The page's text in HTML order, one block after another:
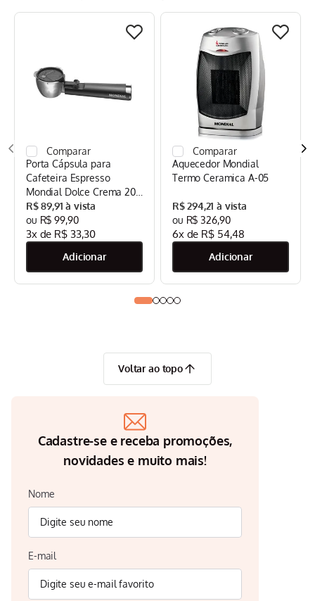
Porta Cápsula para
Cafeteira Espresso
Mondial Dolce Crema 20
Bar Mondial Preto/Inox -
CPC-DG
R$ 89,91
R$ 99,90
3x de R$ 33,30
Aquecedor Mondial
Termo Ceramica A-05
R$ 294,21
R$ 326,90
6x de R$ 54,48
Voltar ao topo
Cadastre-se e receba promoções,
novidades e muito mais!
Nome
E-mail